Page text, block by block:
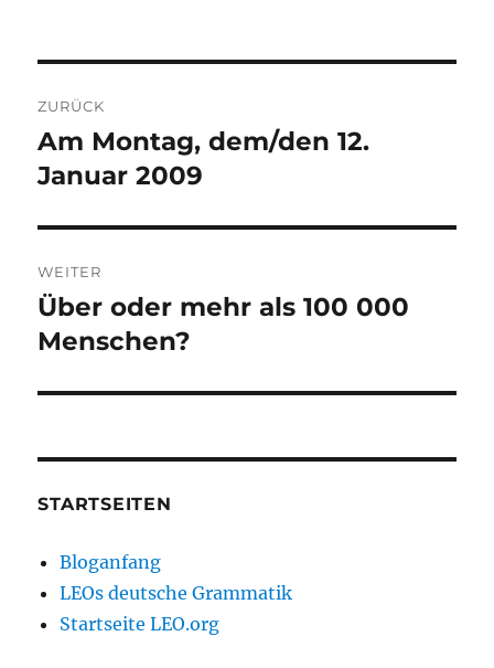
ZURÜCK
Vorheriger
Beitrag:
Am Montag, dem/den 12.
Januar 2009
WEITER
Nächster
Beitrag:
Über oder mehr als 100 000
Menschen?
STARTSEITEN
Bloganfang
LEOs deutsche Grammatik
Startseite LEO.org